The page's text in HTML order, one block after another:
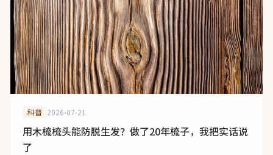
科普 2026-07-21
用木梳梳头能防脱生发？做了20年梳子，我把实话说
了